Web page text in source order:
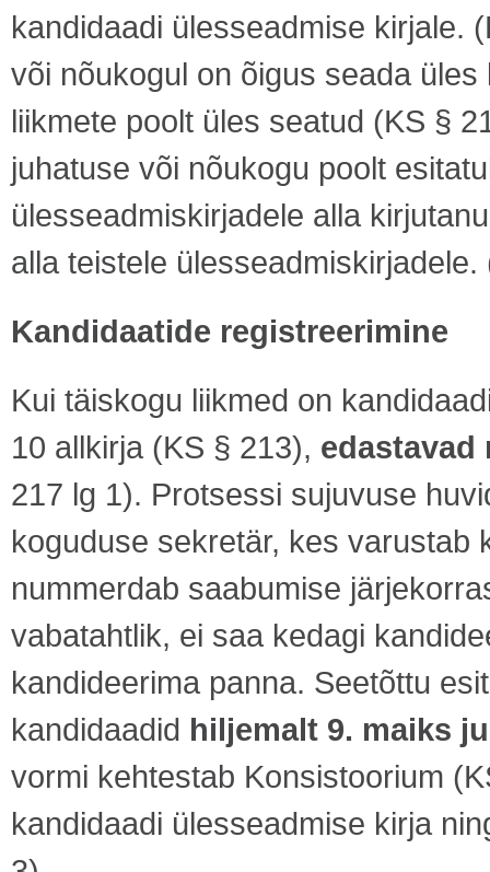
kandidaadi ülesseadmise kirjale.
või nõukogul on õigus seada
liikmete poolt üles seatud (KS §
juhatuse või nõukogu poolt
ülesseadmiskirjadele alla
alla teistele ülesseadmiskirjadele.
Kandidaatide registreerimine
Kui täiskogu liikmed on
10 allkirja (KS § 213), edastavad
217 lg 1). Protsessi sujuvuse
koguduse sekretär, kes varustab
nummerdab saabumise
vabatahtlik, ei saa kedagi
kandideerima panna. Seetõttu
kandidaadid hiljemalt 9. maiks
vormi kehtestab Konsistoorium
kandidaadi ülesseadmise kirja